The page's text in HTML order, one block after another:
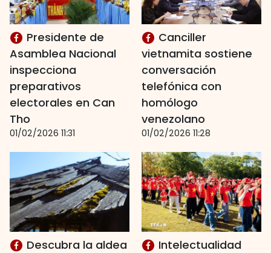
Presidente de
Asamblea Nacional
inspecciona
preparativos
electorales en Can
Tho
01/02/2026 11:31
Canciller
vietnamita sostiene
conversación
telefónica con
homólogo
venezolano
01/02/2026 11:28
Descubra la aldea
Intelectualidad